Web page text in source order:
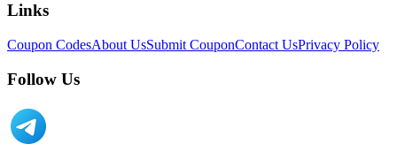
Links
Coupon CodesAbout UsSubmit CouponContact UsPrivacy Policy
Follow Us